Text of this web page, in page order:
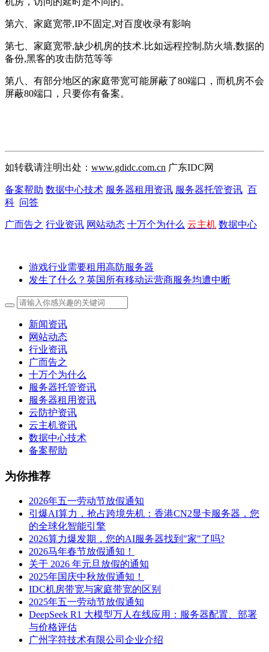
第六、家庭宽带,IP不固定,对百度收录有影响
第七、家庭宽带,缺少机房的技术.比如远程控制,防火墙,数据的
备份,黑客的攻击防范等等
第八、有部分地区的家庭带宽可能屏蔽了80端口，而机房不会
屏蔽80端口，只要你有备案。
如转载请注明出处： www.gdidc.com.cn 广东IDC网
备案帮助 数据中心技术 服务器租用资讯 服务器托管资讯 百
科 问答
广而告之 行业资讯 网站动态 十万个为什么 云主机 数据中心
游戏行业需要租用高防服务器
发生了什么？英国所有移动运营商服务均遭中断
新闻资讯
网站动态
行业资讯
广而告之
十万个为什么
服务器托管资讯
服务器租用资讯
云防护资讯
云主机资讯
数据中心技术
备案帮助
为你推荐
2026年五一劳动节放假通知
引爆AI算力，抢占跨境先机：香港CN2显卡服务器，您
的全球化智能引擎
2026算力爆发期，您的AI服务器找到"家"了吗?
2026马年春节放假通知！
关于 2026 年元旦放假的通知
2025年国庆中秋放假通知！
IDC机房带宽与家庭带宽的区别
2025年五一劳动节放假通知
DeepSeek R1 大模型万人在线应用：服务器配置、部署
与价格评估
广州字符技术有限公司企业介绍